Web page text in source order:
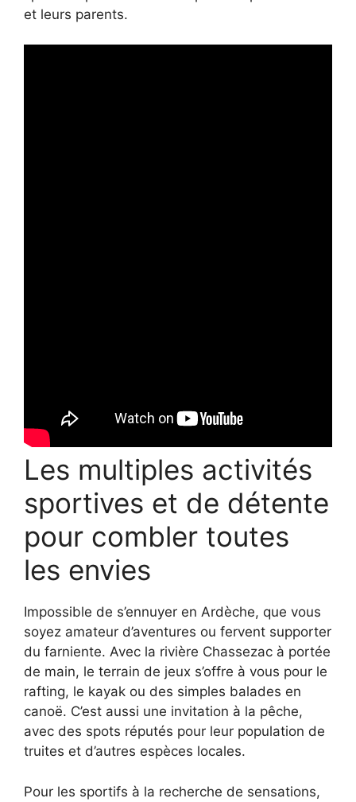
et leurs parents.
Les multiples activités
sportives et de détente
pour combler toutes
les envies
Impossible de s’ennuyer en Ardèche, que vous
soyez amateur d’aventures ou fervent supporter
du farniente. Avec la rivière Chassezac à portée
de main, le terrain de jeux s’offre à vous pour le
rafting, le kayak ou des simples balades en
canoë. C’est aussi une invitation à la pêche,
avec des spots réputés pour leur population de
truites et d’autres espèces locales.
Pour les sportifs à la recherche de sensations,